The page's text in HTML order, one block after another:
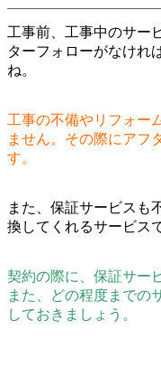
工事前、工事中のサー
ターフォローがなけれ
ね。
工事の不備やリフォー
ません。その際にアフ
す。
また、保証サービスも
換してくれるサービス
契約の際に、保証サー
また、どの程度までの
しておきましょう。